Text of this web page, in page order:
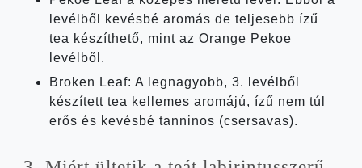
levél­ből kevés­bé aro­más de tel­je­sebb ízű
tea készít­he­tő, mint az Orange Pekoe
levélből.
Brok­en Leaf: A leg­na­gyobb, 3. levél­ből
készí­tett tea kel­le­mes aro­má­jú, ízű nem túl
erős és kevés­bé tan­ni­nos (cser­sa­vas).